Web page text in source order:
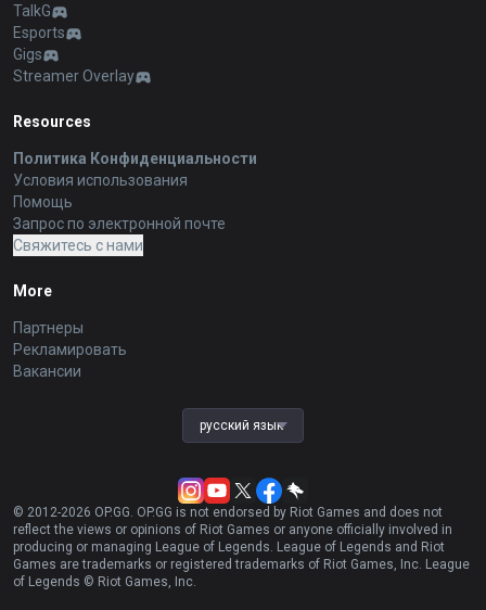
TalkG
Esports
Gigs
Streamer Overlay
Resources
Политика Конфиденциальности
Условия использования
Помощь
Запрос по электронной почте
Свяжитесь с нами
More
Партнеры
Рекламировать
Вакансии
русский язык
© 2012-2026 OP.GG. OP.GG is not endorsed by Riot Games and does not
reflect the views or opinions of Riot Games or anyone officially involved in
producing or managing League of Legends. League of Legends and Riot
Games are trademarks or registered trademarks of Riot Games, Inc. League
of Legends © Riot Games, Inc.